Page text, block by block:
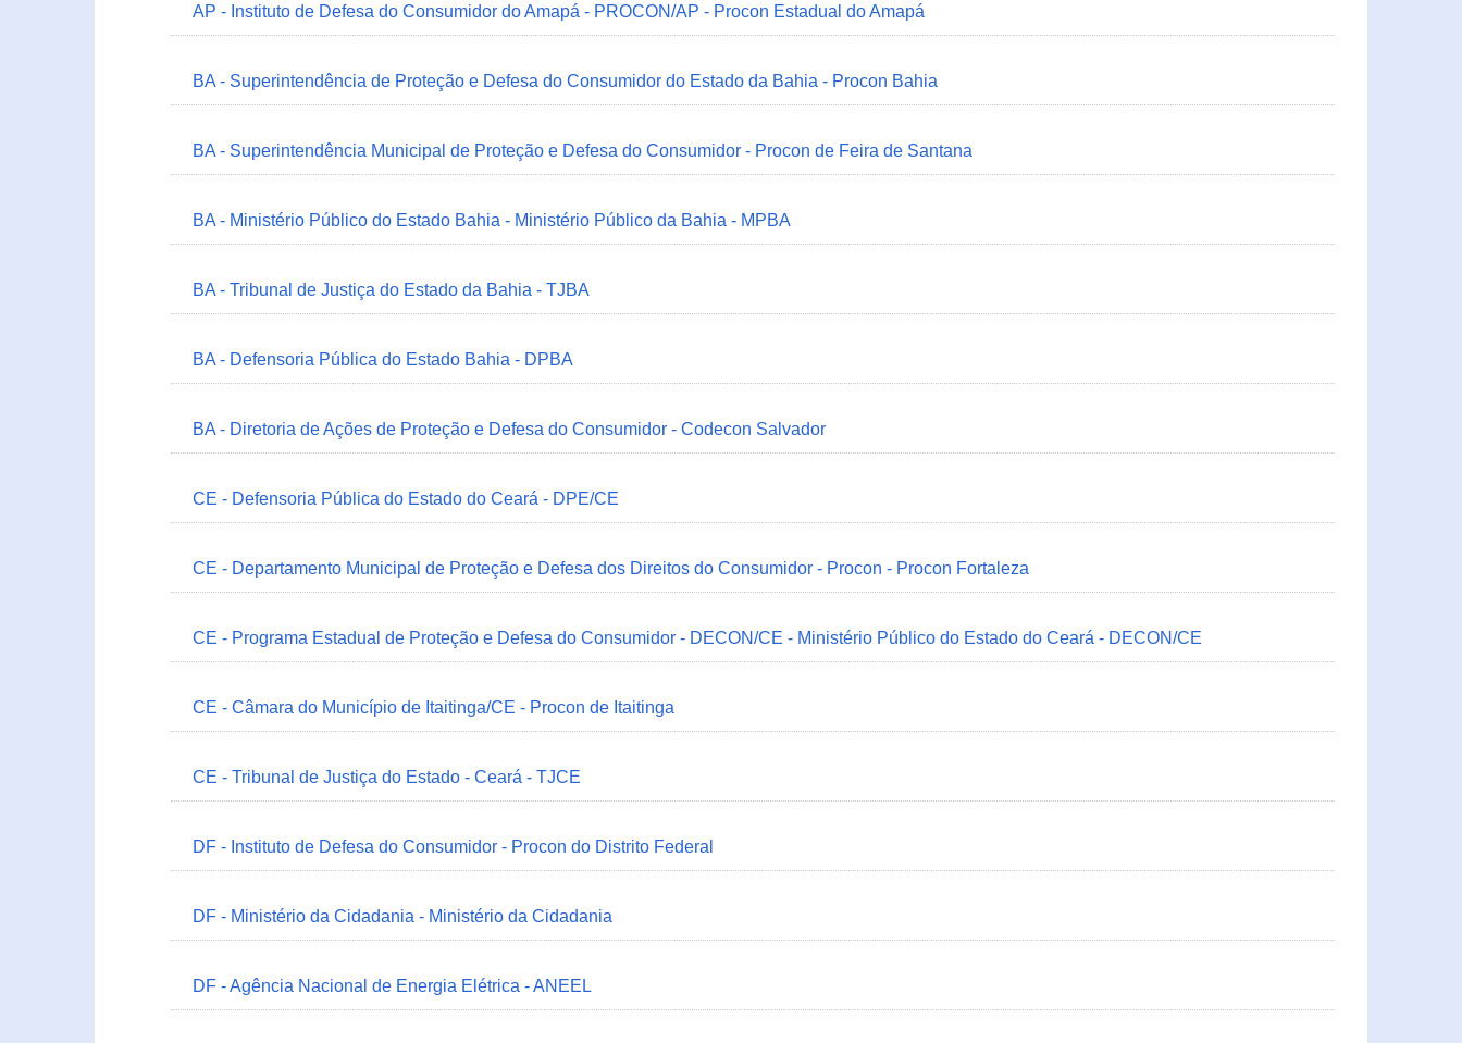
AP - Instituto de Defesa do Consumidor do Amapá - PROCON/AP - Procon Estadual do Amapá
BA - Superintendência de Proteção e Defesa do Consumidor do Estado da Bahia - Procon Bahia
BA - Superintendência Municipal de Proteção e Defesa do Consumidor - Procon de Feira de Santana
BA - Ministério Público do Estado Bahia - Ministério Público da Bahia - MPBA
BA - Tribunal de Justiça do Estado da Bahia - TJBA
BA - Defensoria Pública do Estado Bahia - DPBA
BA - Diretoria de Ações de Proteção e Defesa do Consumidor - Codecon Salvador
CE - Defensoria Pública do Estado do Ceará - DPE/CE
CE - Departamento Municipal de Proteção e Defesa dos Direitos do Consumidor - Procon - Procon Fortaleza
CE - Programa Estadual de Proteção e Defesa do Consumidor - DECON/CE - Ministério Público do Estado do Ceará - DECON/CE
CE - Câmara do Município de Itaitinga/CE - Procon de Itaitinga
CE - Tribunal de Justiça do Estado - Ceará - TJCE
DF - Instituto de Defesa do Consumidor - Procon do Distrito Federal
DF - Ministério da Cidadania - Ministério da Cidadania
DF - Agência Nacional de Energia Elétrica - ANEEL